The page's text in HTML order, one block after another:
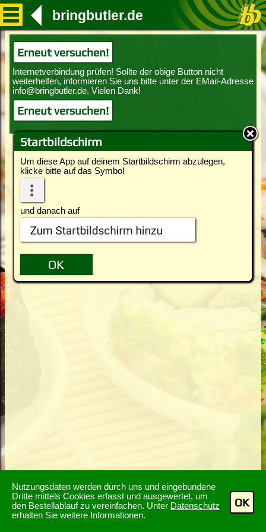
Nutzungsdaten werden durch uns und eingebundene
Dritte mittels Cookies erfasst und ausgewertet, um
den Bestellablauf zu vereinfachen. Unter Datenschutz
erhalten Sie weitere Informationen.
OK
Startbildschirm
Um diese App auf deinem Startbildschirm abzulegen,
klicke bitte auf das Symbol
und danach auf
bringbutler.de
Erneut versuchen!
Erneut versuchen!